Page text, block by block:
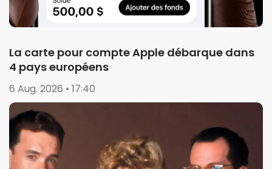
La carte pour compte Apple débarque dans
4 pays européens
6 Aug. 2026 • 17:40